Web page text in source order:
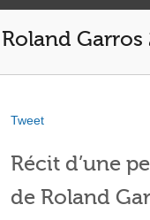
Roland Garros
Tweet
Récit d’une
de Roland